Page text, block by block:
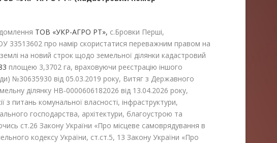
ТОВ «УКР-АГРО РТ», с.Бровки Перші,
33513602 про намір скористатися переважним правом на
на новий строк щодо земельної ділянки кадастровий
площею 3,3702 га, враховуючи реєстрацію іншого
№30635930 від 05.03.2019 року, Витяг з Державного
ділянку НВ-0000606182026 від 13.04.2026 року,
з питань комунальної власності, інфраструктури,
господарства, архітектури, благоустрою та
ст.26 Закону України «Про місцеве самоврядування в
кодексу України, ст.ст.5, 13 Закону України «Про